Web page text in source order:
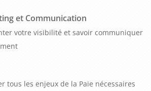
et convaincre votre public de
souhaitée. En écoutant les objections et
montrez que vous êtes prêt à travailler
En suivant ces conseils, vous serez en
efficacement et de convaincre avec
et Communication
votre visibilité et savoir communiquer
tous les enjeux de la Paie nécessaires